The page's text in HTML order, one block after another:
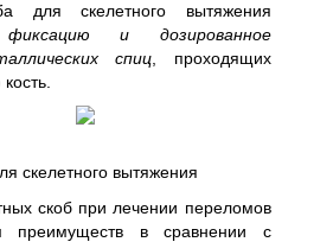
для скелетного вытяжения
фиксацию и дозированное
спиц , проходящих
скелетного вытяжения
скоб при лечении переломов
преимуществ в сравнении с